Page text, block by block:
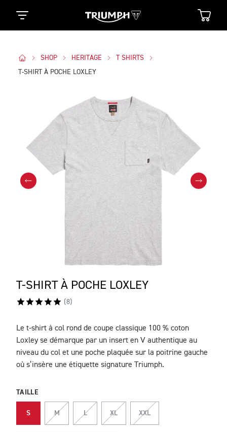
SHOP HERITAGE
T SHIRTS
T-SHIRT À POCHE LOXLEY
T-SHIRT À POCHE LOXLEY
(8)
DESCRIPTION
Le t-shirt à col rond de coupe classique 100 % coton
Loxley se démarque par un insert en V authentique au
niveau du col et une poche plaquée sur la poitrine gauche
où s’insère une étiquette signature Triumph.
TAILLE
S M L XL XXL